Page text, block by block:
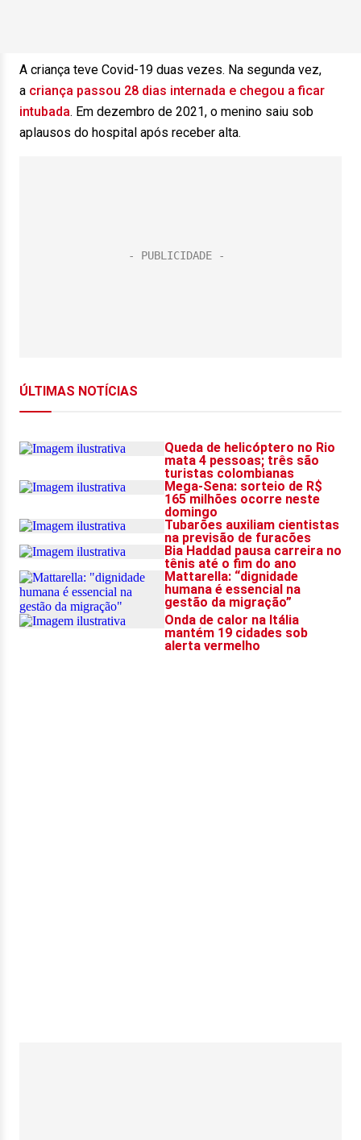
A criança teve Covid-19 duas vezes. Na segunda vez,
a criança passou 28 dias internada e chegou a ficar
intubada. Em dezembro de 2021, o menino saiu sob
aplausos do hospital após receber alta.